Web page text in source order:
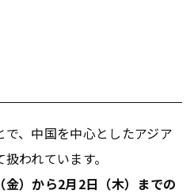
、中国を中心としたアジア
われています。
）から2月2日（木）までの